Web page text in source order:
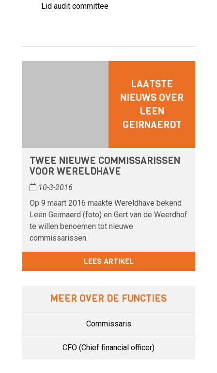
Lid audit committee
LAATSTE
NIEUWS OVER
LEEN
GEIRNAERDT
TWEE NIEUWE COMMISSARISSEN
VOOR WERELDHAVE
10-3-2016
Op 9 maart 2016 maakte Wereldhave bekend
Leen Geirnaerd (foto) en Gert van de Weerdhof
te willen benoemen tot nieuwe
commissarissen.
LEES ARTIKEL
MEER OVER DE FUNCTIES
Commissaris
CFO (Chief financial officer)